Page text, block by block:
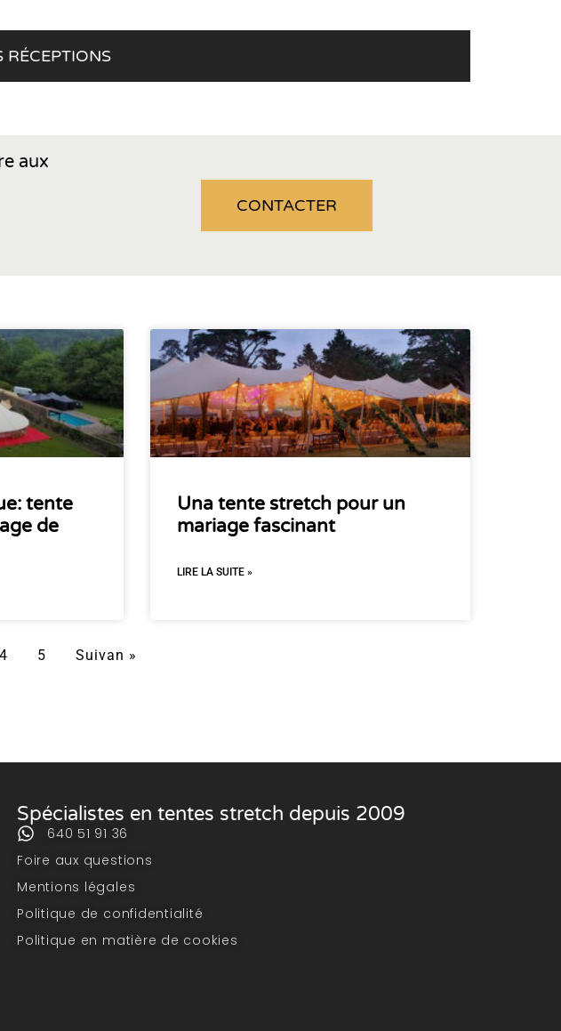
RÉCEPTIONS
aux
CONTACTER
tente
de
Una tente stretch pour un
mariage fascinant
LIRE LA SUITE »
4 5 Suivan »
Spécialistes en tentes stretch depuis 2009
640 51 91 36
Foire aux questions
Mentions légales
Politique de confidentialité
Politique en matière de cookies